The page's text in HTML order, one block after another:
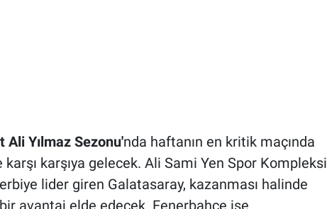
Yılmaz Sezonu'nda haftanın en kritik maçında
karşıya gelecek. Ali Sami Yen Spor Kompleksi
lider giren Galatasaray, kazanması halinde
avantaj elde edecek. Fenerbahçe ise